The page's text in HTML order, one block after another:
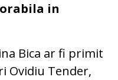
in
Bica ar fi primit
Ovidiu Tender,